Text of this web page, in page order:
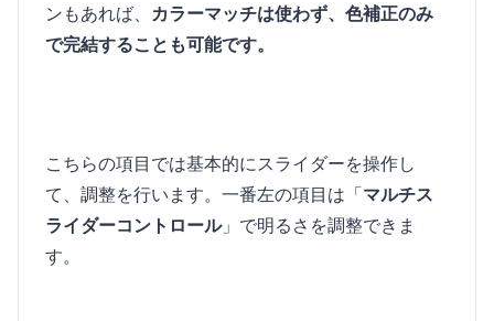
ンもあれば、 カラーマッチは使わず、色補正のみ
で完結することも可能です。
こちらの項目では基本的にスライダーを操作し
て、調整を行います。一番左の項目は「マルチス
ライダーコントロール」で明るさを調整できま
す。